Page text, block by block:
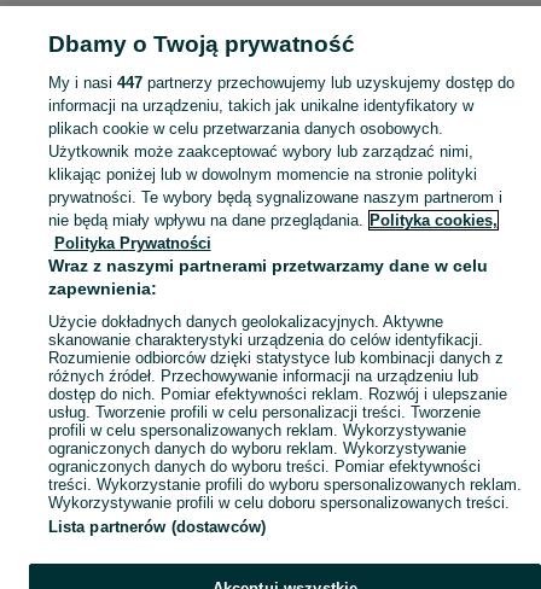
elektryczne - Lubelskie
Pojazdy elektryczne - Łuków
KATEGORIA
domek ogrodowy dla dzieci,basen z kulkami,zabawki ogrodowe,zabawki
Zobacz
Mapa kategorii
Mapa miejscowości
Mapa ministron
Popularne wyszukiwania
Dbamy o Twoją prywatność
My i nasi 447partnerzy przechowujemy lub uzyskujemy dostęp do
informacji na urządzeniu, takich jak unikalne identyfikatory w
plikach cookie w celu przetwarzania danych osobowych.
Użytkownik może zaakceptować wybory lub zarządzać nimi,
klikając poniżej lub w dowolnym momencie na stronie polityki
prywatności. Te wybory będą sygnalizowane naszym partnerom i
nie będą miały wpływu na dane przeglądania. Polityka cookies,
Polityka Prywatności
Wraz z naszymi partnerami przetwarzamy dane w celu
zapewnienia:
Użycie dokładnych danych geolokalizacyjnych. Aktywne
skanowanie charakterystyki urządzenia do celów identyfikacji.
Rozumienie odbiorców dzięki statystyce lub kombinacji danych z
różnych źródeł. Przechowywanie informacji na urządzeniu lub
dostęp do nich. Pomiar efektywności reklam. Rozwój i ulepszanie
usług. Tworzenie profili w celu personalizacji treści. Tworzenie
profili w celu spersonalizowanych reklam. Wykorzystywanie
ograniczonych danych do wyboru reklam. Wykorzystywanie
ograniczonych danych do wyboru treści. Pomiar efektywności
treści. Wykorzystanie profili do wyboru spersonalizowanych reklam.
Wykorzystywanie profili w celu doboru spersonalizowanych treści.
Lista partnerów (dostawców)